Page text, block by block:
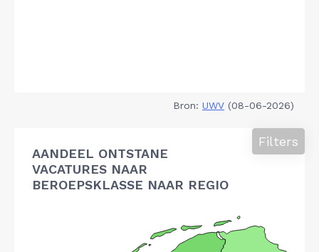
Bron: UWV (08-06-2026)
AANDEEL ONTSTANE
VACATURES NAAR
BEROEPSKLASSE NAAR REGIO
Filters